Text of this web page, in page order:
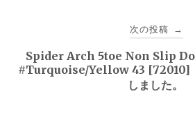
ー
次の投稿 →
Spider Arch 5toe Non Slip
#Turquoise/Yellow 43 [72010]
しました。